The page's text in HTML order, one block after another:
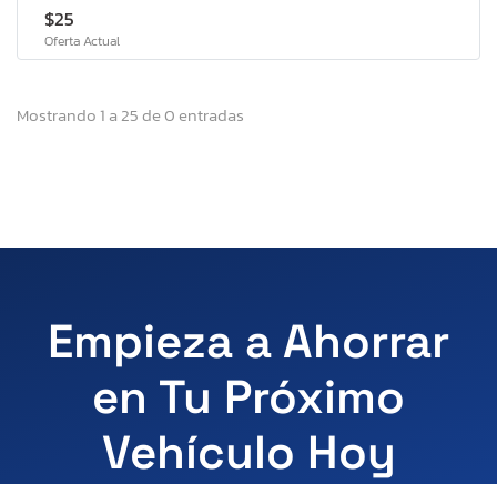
$25
Oferta Actual
Mostrando 1 a 25 de 0 entradas
Empieza a Ahorrar
en Tu Próximo
Vehículo Hoy